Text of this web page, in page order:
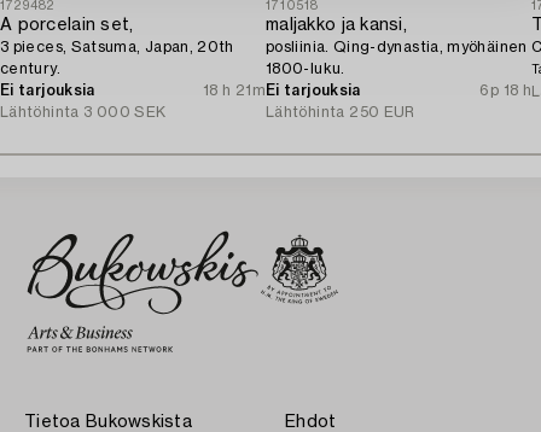
1729482
A porcelain set,
3 pieces, Satsuma, Japan, 20th
century.
Ei tarjouksia
18 h 21m
Lähtöhinta 3 000 SEK
1710518
maljakko ja kansi,
posliinia. Qing-dynastia, myöhäinen
1800-luku.
Ei tarjouksia
6p 18 h
Lähtöhinta 250 EUR
Tietoa Bukowskista Ehdot